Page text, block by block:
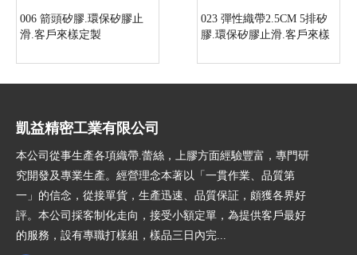
006 箭頭矽膠.環保矽膠止
滑.客戶來樣定製
023 彈性織帶2.5CM 5排矽
膠.環保矽膠止滑.客戶來樣
凱益精密工業有限公司
本公司從事生產各項織帶.蕾絲，上膠方面經驗豐富，專門研
究開發及專業生產。經營理念本著以「一貫作業、品質第
一」的信念，從接單貨，生產迅速、品質保証，頗獲各界好
評。本公司採客制化走向，接受小額定單，為提供客戶最好
的服務，設有專職打樣組，樣品三日內完...